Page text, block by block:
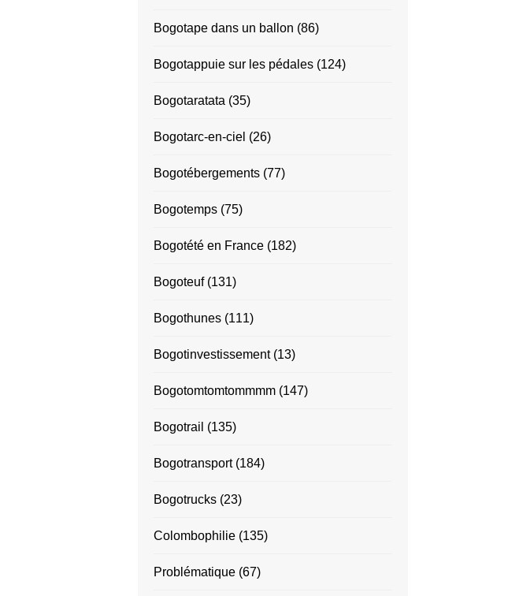
Bogotape dans un ballon (86)
Bogotappuie sur les pédales(124)
Bogotaratata (35)
Bogotarc-en-ciel (26)
Bogotébergements(77)
Bogotemps(75)
Bogotété en France(182)
Bogoteuf(131)
Bogothunes(111)
Bogotinvestissement(13)
Bogotomtomtommmm(147)
Bogotrail (135)
Bogotransport(184)
Bogotrucks(23)
Colombophilie(135)
Problématique(67)